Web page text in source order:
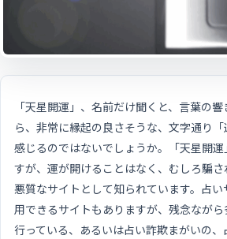
「天星開運」、名前だけ聞くと、言葉の
ら、非常に縁起の良さそうな、文字通り
感じるのではないでしょうか。「天星開
すが、運が開けることはなく、むしろ騙
悪質なサイトとして知られています。占
用できるサイトもありますが、残念なが
行っている、あるいは占い詐欺まがいの